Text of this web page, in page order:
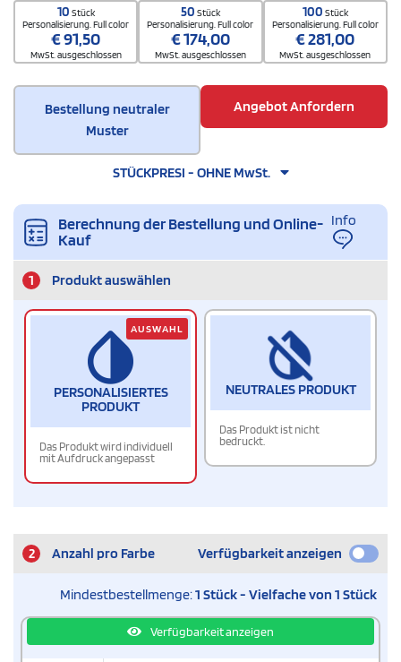
10 Stück
Personalisierung. Full color
€91,50
MwSt. ausgeschlossen
50 Stück
Personalisierung. Full color
€174,00
MwSt. ausgeschlossen
100 Stück
Personalisierung. Full color
€281,00
MwSt. ausgeschlossen
Bestellung neutraler
Muster
Angebot Anfordern
STÜCKPRESI - OHNE MwSt.
Berechnung der Bestellung und Online-
Kauf
Info
1 Produkt auswählen
PERSONALISIERTES
PRODUKT
Das Produkt wird individuell
mit Aufdruck angepasst
AUSWAHL
NEUTRALES PRODUKT
Das Produkt ist nicht
bedruckt.
2 Anzahl pro Farbe Verfügbarkeit anzeigen
Mindestbestellmenge:1 Stück - Vielfache von 1 Stück
Verfügbarkeit anzeigen